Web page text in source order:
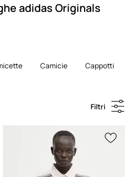
adidas Originals
camicie cappotti
Filtri